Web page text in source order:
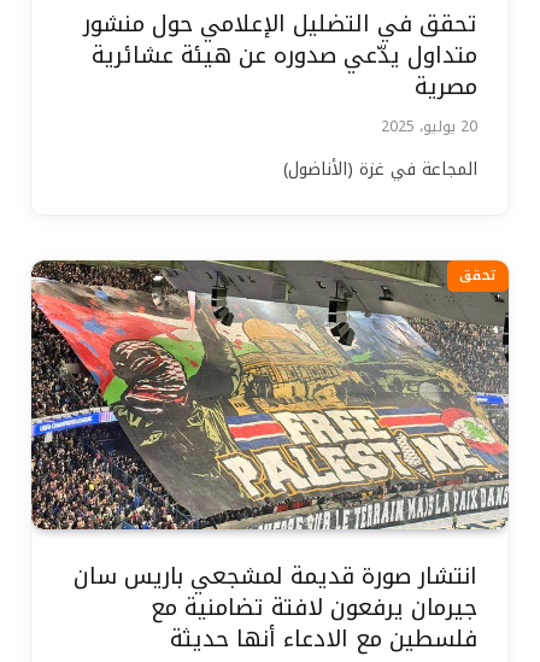
تحقق في التضليل الإعلامي حول منشور
متداول يدّعي صدوره عن هيئة عشائرية
مصرية
20 يوليو، 2025
المجاعة في غزة (الأناضول)
تحقق
انتشار صورة قديمة لمشجعي باريس سان
جيرمان يرفعون لافتة تضامنية مع
فلسطين مع الادعاء أنها حديثة